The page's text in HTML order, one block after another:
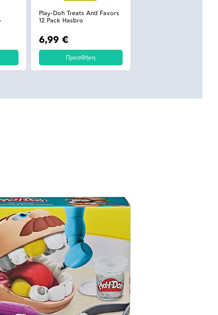
Play-Doh Treats And Favors
12 Pack Hasbro
6,99 €
Προσθήκη